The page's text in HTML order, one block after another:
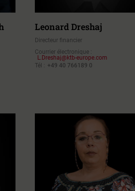
Leonard Dreshaj
Directeur financier
Courrier électronique :
L.Dreshaj@ktb-europe.com
Tél : +49 40 766189 0